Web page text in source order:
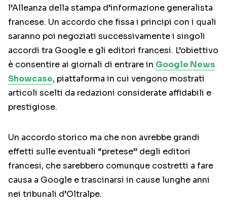
l’Alleanza della stampa d’informazione generalista
francese. Un accordo che fissa i principi con i quali
saranno poi negoziati successivamente i singoli
accordi tra Google e gli editori francesi. L’obiettivo
è consentire ai giornali di entrare in Google News
Showcase, piattaforma in cui vengono mostrati
articoli scelti da redazioni considerate affidabili e
prestigiose.
Un accordo storico ma che non avrebbe grandi
effetti sulle eventuali “pretese” degli editori
francesi, che sarebbero comunque costretti a fare
causa a Google e trascinarsi in cause lunghe anni
nei tribunali d’Oltralpe.